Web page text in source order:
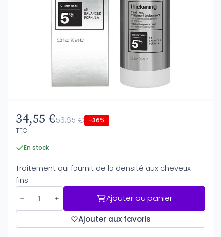
34,55 €53,65 € -36%
TTC
En stock
Traitement qui fournit de la densité aux cheveux
fins.
Ajouter au panier
Ajouter aux favoris